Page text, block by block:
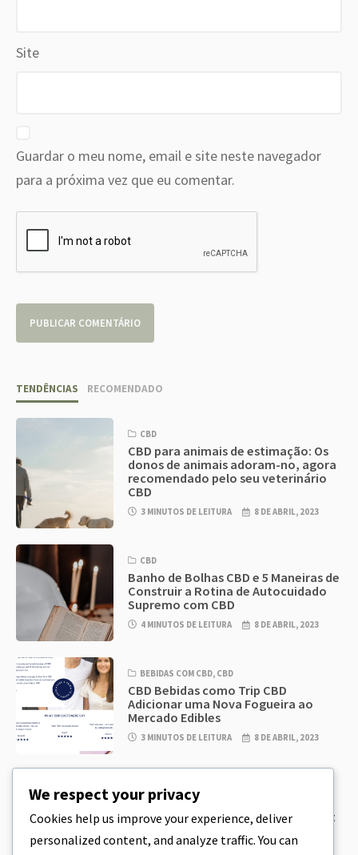
Site
Guardar o meu nome, email e site neste navegador
para a próxima vez que eu comentar.
TENDÊNCIAS RECOMENDADO
CBD
CBD para animais de estimação: Os
donos de animais adoram-no, agora
recomendado pelo seu veterinário
CBD
3 MINUTOS DE LEITURA 8 DE ABRIL, 2023
CBD
Banho de Bolhas CBD e 5 Maneiras de
Construir a Rotina de Autocuidado
Supremo com CBD
4 MINUTOS DE LEITURA 8 DE ABRIL, 2023
BEBIDAS COM CBD, CBD
CBD Bebidas como Trip CBD
Adicionar uma Nova Fogueira ao
Mercado Edibles
3 MINUTOS DE LEITURA 8 DE ABRIL, 2023
CBD Cookie Dough & Incrivelmente
simples CBD Edibles You Can Make at
Home
5 MINUTOS DE LEITURA
We respect your privacy
Cookies help us improve your experience, deliver
personalized content, and analyze traffic. You can